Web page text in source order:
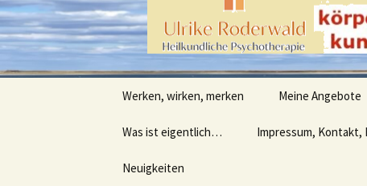
Werken, wirken, merken Meine Angebote
Was ist eigentlich… Impressum,
Neuigkeiten